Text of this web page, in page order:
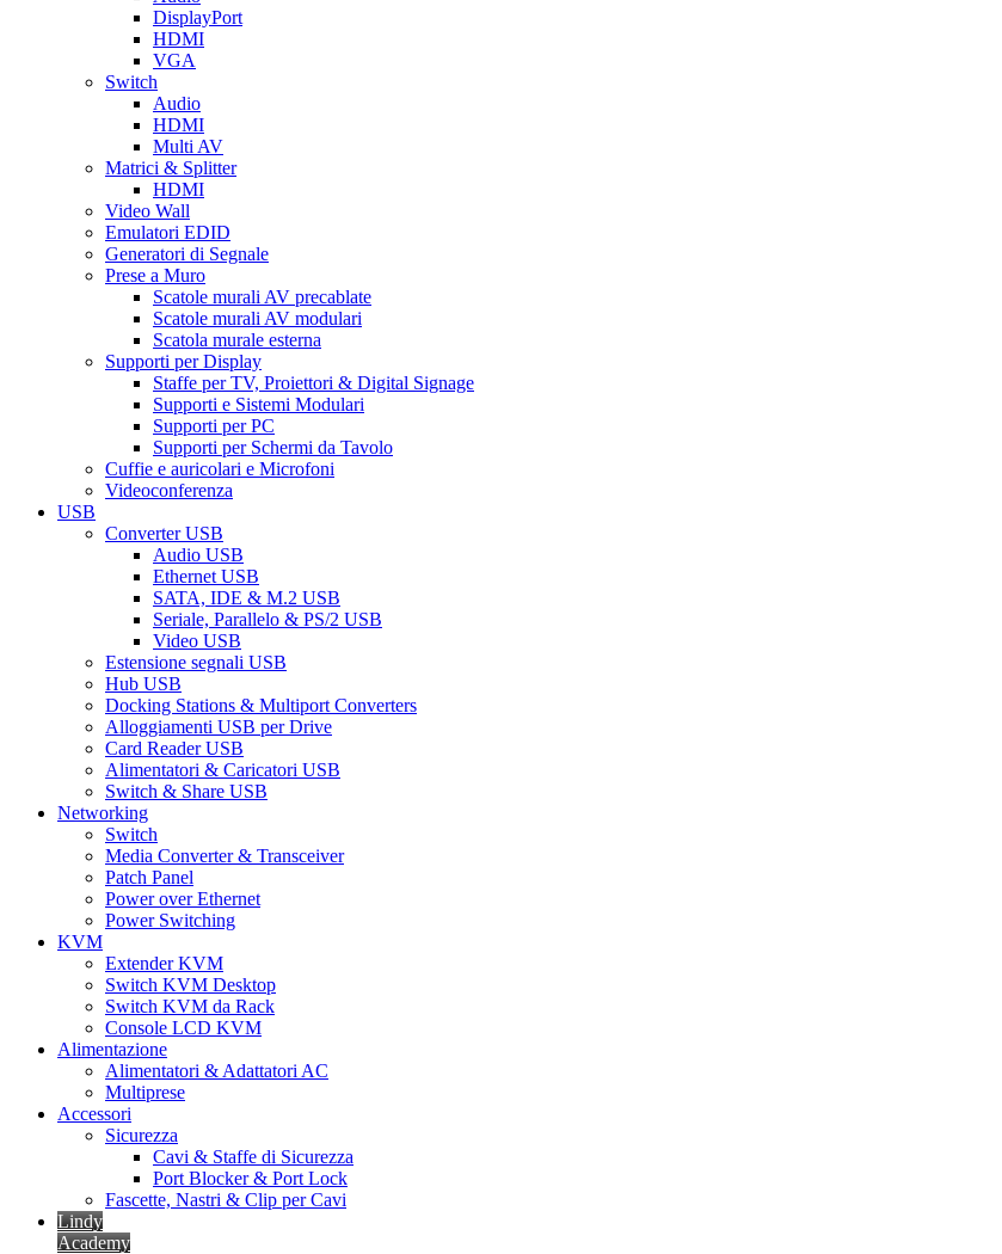
DisplayPort
HDMI
VGA
Switch
Audio
HDMI
Multi AV
Matrici & Splitter
HDMI
Video Wall
Emulatori EDID
Generatori di Segnale
Prese a Muro
Scatole murali AV precablate
Scatole murali AV modulari
Scatola murale esterna
Supporti per Display
Staffe per TV, Proiettori & Digital Signage
Supporti e Sistemi Modulari
Supporti per PC
Supporti per Schermi da Tavolo
Cuffie e auricolari e Microfoni
Videoconferenza
USB
Converter USB
Audio USB
Ethernet USB
SATA, IDE & M.2 USB
Seriale, Parallelo & PS/2 USB
Video USB
Estensione segnali USB
Hub USB
Docking Stations & Multiport Converters
Alloggiamenti USB per Drive
Card Reader USB
Alimentatori & Caricatori USB
Switch & Share USB
Networking
Switch
Media Converter & Transceiver
Patch Panel
Power over Ethernet
Power Switching
KVM
Extender KVM
Switch KVM Desktop
Switch KVM da Rack
Console LCD KVM
Alimentazione
Alimentatori & Adattatori AC
Multiprese
Accessori
Sicurezza
Cavi & Staffe di Sicurezza
Port Blocker & Port Lock
Fascette, Nastri & Clip per Cavi
Lindy
Academy